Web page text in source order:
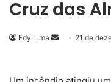
Cruz das
Edy Lima
Mande21 de